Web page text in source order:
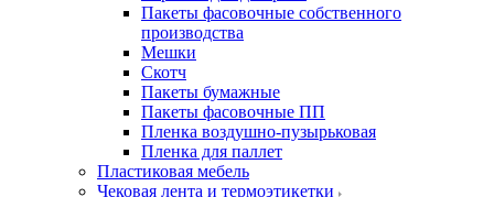
Пакеты фасовочные собственного
производства
Мешки
Скотч
Пакеты бумажные
Пакеты фасовочные ПП
Пленка воздушно-пузырьковая
Пленка для паллет
Пластиковая мебель
Чековая лента и термоэтикетки